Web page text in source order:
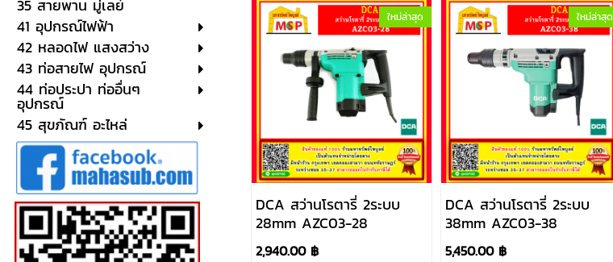
35 สายพาน มู่เลย์
41 อุปกรณ์ไฟฟ้า
42 หลอดไฟ แสงสว่าง
43 ท่อสายไฟ อุปกรณ์
44 ท่อประปา ท่ออื่นๆ
อุปกรณ์
45 สุขภัณฑ์ อะไหล่
ใหม่ล่าสุด
DCA สว่านโรตารี่ 2ระบบ
28mm AZC03-28
2,940.00 ฿
ใหม่ล่าสุด
DCA สว่านโรตารี่ 2ระบบ
38mm AZC03-38
5,450.00 ฿